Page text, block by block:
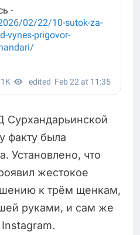
Сурхандарьинской
факту была
Установлено, что
жестокое
к трём щенкам,
руками, и сам же